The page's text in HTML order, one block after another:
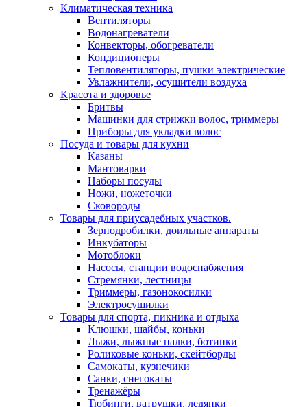
Климатическая техника
Вентиляторы
Водонагреватели
Конвекторы, обогреватели
Кондиционеры
Тепловентиляторы, пушки электрические
Увлажнители, осушители воздуха
Красота и здоровье
Бритвы
Машинки для стрижки волос, триммеры
Приборы для укладки волос
Посуда и товары для кухни
Казаны
Мантоварки
Наборы посуды
Ножи, ножеточки
Сковороды
Товары для приусадебных участков.
Зернодробилки, доильные аппараты
Инкубаторы
Мотоблоки
Насосы, станции водоснабжения
Стремянки, лестницы
Триммеры, газонокосилки
Электросушилки
Товары для спорта, пикника и отдыха
Клюшки, шайбы, коньки
Лыжи, лыжные палки, ботинки
Роликовые коньки, скейтборды
Самокаты, кузнечики
Санки, снегокаты
Тренажёры
Тюбинги, ватрушки, ледянки